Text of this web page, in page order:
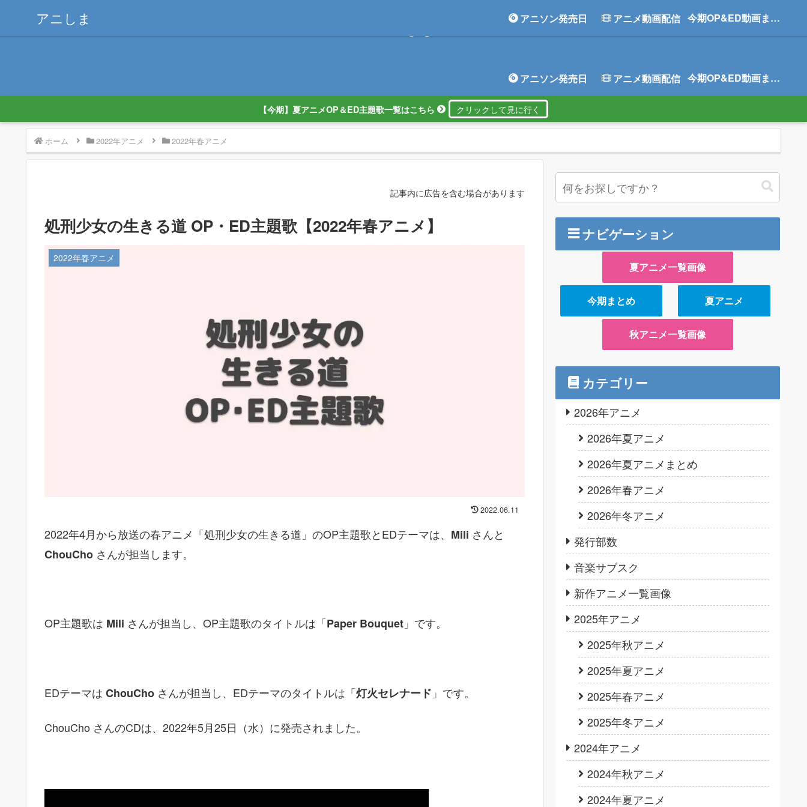
アニソン発売日 アニメ動画配信 今期OP&ED動画まとめ
アニしま アニソン発売日 アニメ動画配信 今期OP&ED動画まとめ
【今期】夏アニメOP＆ED主題歌一覧はこちら
ホーム 2022年アニメ 2022年春アニメ
記事内に広告を含む場合があります
処刑少女の生きる道 OP・ED主題歌【2022年春アニメ】
2022年春アニメ
2022.06.11
2022年4月から放送の春アニメ「処刑少女の生きる道」のOP主題歌とEDテーマは、 Mili さんと
ChouCho さんが担当します。
OP主題歌は Mili さんが担当し、OP主題歌のタイトルは「Paper Bouquet 」です。
EDテーマは ChouCho さんが担当し、EDテーマのタイトルは「灯火セレナード 」です。
ChouCho さんのCDは、2022年5月25日（水）に発売されました。
ナビゲーション
夏アニメ一覧画像
今期まとめ 夏アニメ
秋アニメ一覧画像
カテゴリー
2026年アニメ
2026年夏アニメ
2026年夏アニメまとめ
2026年春アニメ
2026年冬アニメ
発行部数
音楽サブスク
新作アニメ一覧画像
2025年アニメ
2025年秋アニメ
2025年夏アニメ
2025年春アニメ
2025年冬アニメ
2024年アニメ
2024年秋アニメ
2024年夏アニメ